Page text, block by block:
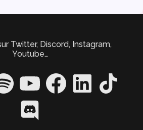
Twitter, Discord, Instagram,
Youtube…
YouTube FacebookLinkedIn TikTok
Discord